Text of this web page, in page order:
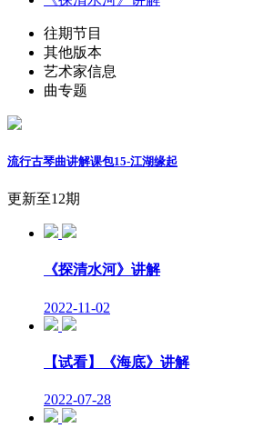
往期节目
其他版本
艺术家信息
曲专题
流行古琴曲讲解课包15-江湖缘起
更新至12期
《探清水河》讲解
2022-11-02
【试看】《海底》讲解
2022-07-28